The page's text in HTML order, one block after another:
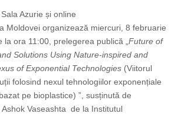
Sala Azurie și online
Moldovei organizează miercuri, 8 februarie
ora 11:00, prelegerea publică „ Future of
Solutions Using Nature-inspired and
of Exponential Technologies (Viitorul
folosind nexul tehnologiilor exponențiale
pe bioplastice) ”, susținută de
Vaseashta de la Institutul